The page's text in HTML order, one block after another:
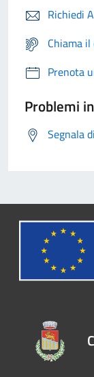
Richiedi
Chiama
Prenota
Problemi
Segnala